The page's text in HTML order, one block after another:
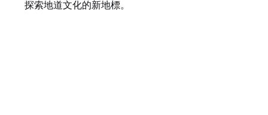
探索地道文化的新地標。